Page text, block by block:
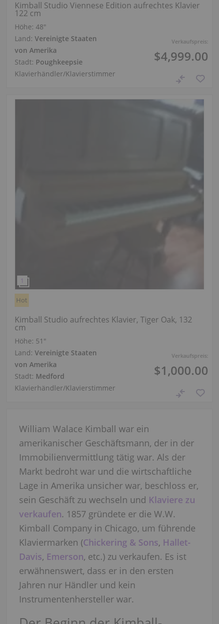
Verkaufspreis:
$4,999.00
Kimball Studio Viennese Edition aufrechtes Klavier
122 cm
Höhe: 48″
Land: Vereinigte Staaten
von Amerika
Stadt: Poughkeepsie
Klavierhändler/Klavierstimmer
Verkaufspreis:
$1,000.00
Hot
Kimball Studio aufrechtes Klavier, Tiger Oak, 132
cm
Höhe: 51″
Land: Vereinigte Staaten
von Amerika
Stadt: Medford
Klavierhändler/Klavierstimmer
William Walace Kimball war ein
amerikanischer Geschäftsmann, der in der
Immobilienvermittlung tätig war. Als der
Markt bedroht war und die wirtschaftliche
Lage in Amerika unsicher war, beschloss er,
sein Geschäft zu wechseln und Klaviere zu
verkaufen. 1857 gründete er die W.W.
Kimball Company in Chicago, um führende
Klaviermarken (Chickering & Sons, Hallet-
Davis, Emerson, etc.) zu verkaufen. Es ist
erwähnenswert, dass er in den ersten
Jahren nur Händler und kein
Instrumentenhersteller war.